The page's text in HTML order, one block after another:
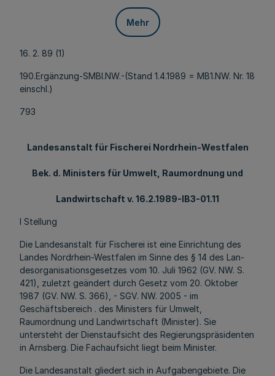
Mehr
16. 2. 89 (1)
190.Ergänzung-SMBl.NW.-(Stand 1.4.1989 = MB1.NW. Nr. 18
einschl.)
793
Landesanstalt für Fischerei Nordrhein-Westfalen
Bek. d. Ministers für Umwelt, Raumordnung und
Landwirtschaft v. 16.2.1989-IB3-01.11
l Stellung
Die Landesanstalt für Fischerei ist eine Einrichtung des
Landes Nordrhein-Westfalen im Sinne des § 14 des Lan-
desorganisationsgesetzes vom 10. Juli 1962 (GV. NW. S.
421), zuletzt geändert durch Gesetz vom 20. Oktober
1987 (GV. NW. S. 366), - SGV. NW. 2005 - im
Geschäftsbereich . des Ministers für Umwelt,
Raumordnung und Landwirtschaft (Minister). Sie
untersteht der Dienstaufsicht des Regierungspräsidenten
in Arnsberg. Die Fachaufsicht liegt beim Minister.
Die Landesanstalt gliedert sich in Aufgabengebiete. Die